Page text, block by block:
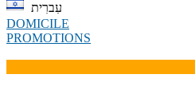
עִברִית
DOMICILE
PROMOTIONS